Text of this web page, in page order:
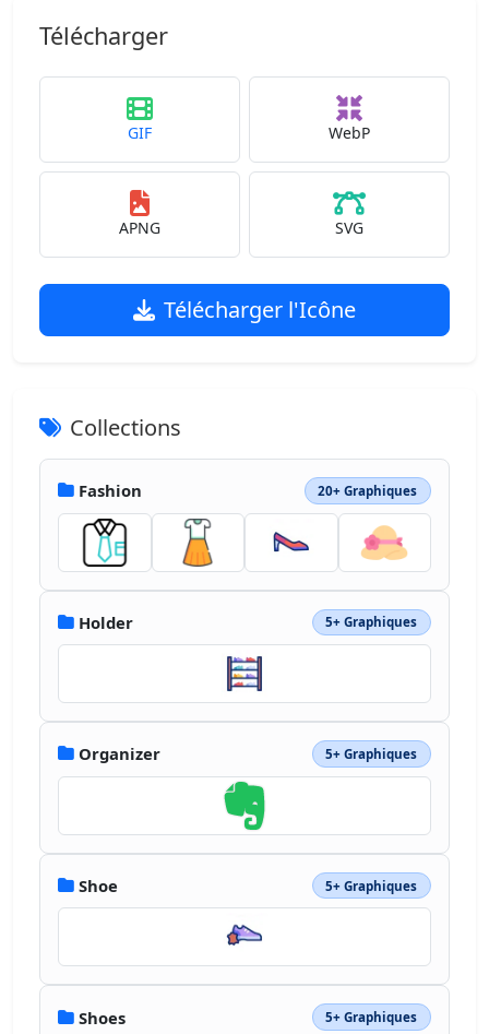
Télécharger
GIF WebP
APNG SVG
Télécharger l'Icône
Collections
Fashion 20+ Graphiques
Holder 5+ Graphiques
Organizer 5+ Graphiques
Shoe 5+ Graphiques
Shoes 5+ Graphiques